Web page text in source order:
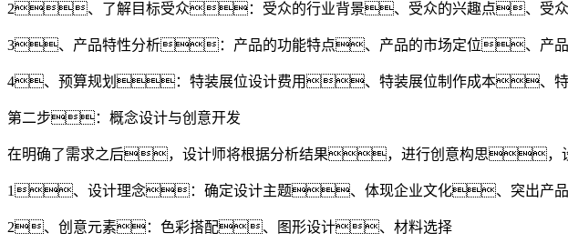
2、了解目标受众：受众的行业背景、受众的兴趣点、受众
3、产品特性分析：产品的功能特点、产品的市场定位、产品
4、预算规划：特装展位设计费用、特装展位制作成本、特
第二步：概念设计与创意开发
在明确了需求之后，设计师将根据分析结果，进行创意构思，
1、设计理念：确定设计主题、体现企业文化、突出产品
2、创意元素：色彩搭配、图形设计、材料选择